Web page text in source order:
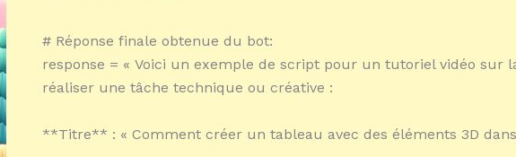
# Réponse finale obtenue du bot:
response = « Voici un exemple de script pour un tutoriel vidéo sur
réaliser une tâche technique ou créative :
**Titre** : « Comment créer un tableau avec des éléments 3D